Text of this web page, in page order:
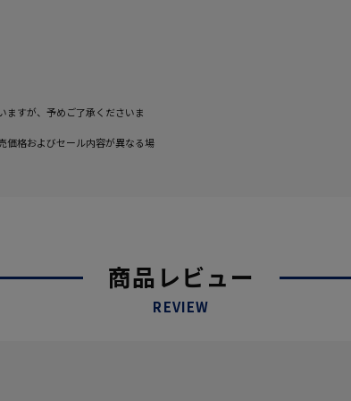
ますが、予めご了承くださいま
価格およびセール内容が異なる場
商品レビュー
REVIEW